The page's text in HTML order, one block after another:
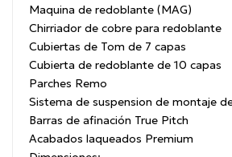
Maquina de redoblante (MAG)
Chirriador de cobre para redoblante
Cubiertas de Tom de 7 capas
Cubierta de redoblante de 10 capas
Parches Remo
Sistema de suspension de montaje
Barras de afinación True Pitch
Acabados laqueados Premium